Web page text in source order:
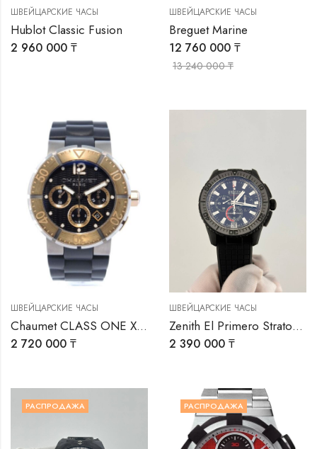
ШВЕЙЦАРСКИЕ ЧАСЫ
Hublot Classic Fusion
2 960 000 ₸
ШВЕЙЦАРСКИЕ ЧАСЫ
Breguet Marine
12 760 000 ₸
13 240 000₸
ШВЕЙЦАРСКИЕ ЧАСЫ
Chaumet CLASS ONE XXL
2 720 000 ₸
ШВЕЙЦАРСКИЕ ЧАСЫ
Zenith El Primero Stratos Flyback
2 390 000 ₸
РАСПРОДАЖА РАСПРОДАЖА